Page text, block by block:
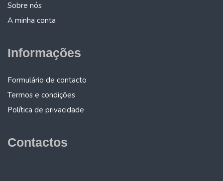
Sobre nós
A minha conta
Informações
Formulário de contacto
Termos e condições
Política de privacidade
Contactos